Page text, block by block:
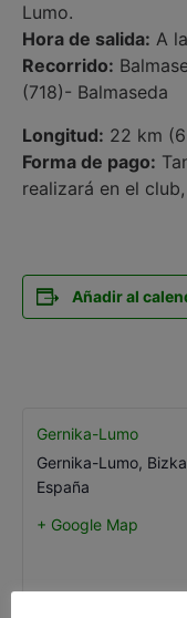
Lumo.
Hora de salida: A
Recorrido:
(718)- Balmaseda
Longitud: 22 km
Forma de pago:
realizará en el
Añadir al
Gernika-Lumo
Gernika-Lumo,
España
+ Google Map